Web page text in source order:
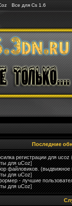
Все для Cs 1.6
Последние
регистрации для ucoz
для uCoz]
файловиков. (выдвижное
для uCoz]
- лучшие
для uCoz]